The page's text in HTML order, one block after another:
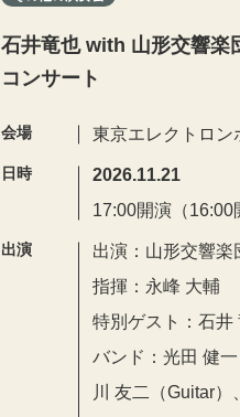
石井竜也 with 山形交響楽
コンサート
会場 東京エレクトロン
日時
2026.11.21
17:00開演（16:00
出演
出演：山形交響楽
指揮：永峰 大輔
特別ゲスト：石井
バンド：光田 健
川 友二（Guitar）